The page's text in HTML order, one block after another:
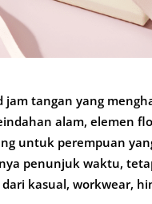
tangan yang
alam, elemen
untuk perempuan
penunjuk waktu,
kasual, workwear,